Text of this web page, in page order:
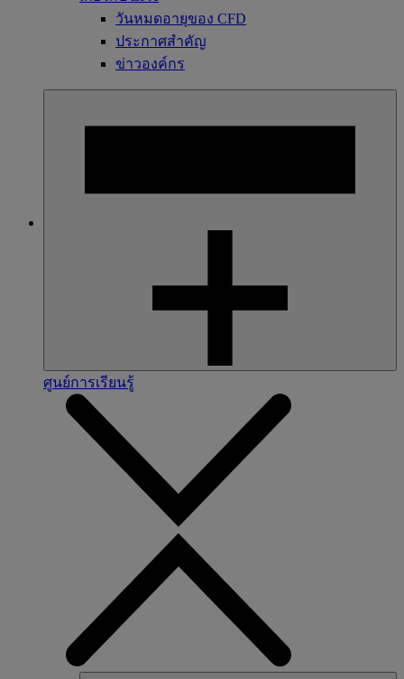
วันหมดอายุของ CFD
ประกาศสำคัญ
ข่าวองค์กร
ศูนย์การเรียนรู้